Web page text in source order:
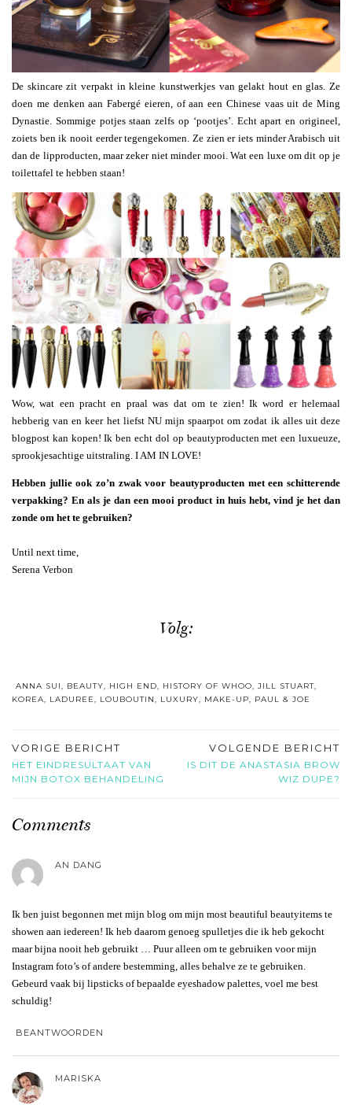
De skincare zit verpakt in kleine kunstwerkjes van gelakt hout en glas. Ze
doen me denken aan Fabergé eieren, of aan een Chinese vaas uit de Ming
Dynastie. Sommige potjes staan zelfs op ‘pootjes’. Echt apart en origineel,
zoiets ben ik nooit eerder tegengekomen. Ze zien er iets minder Arabisch uit
dan de lipproducten, maar zeker niet minder mooi. Wat een luxe om dit op je
toilettafel te hebben staan!
Wow, wat een pracht en praal was dat om te zien! Ik word er helemaal
hebberig van en keer het liefst NU mijn spaarpot om zodat ik alles uit deze
blogpost kan kopen! Ik ben echt dol op beautyproducten met een luxueuze,
sprookjesachtige uitstraling. I AM IN LOVE!
Hebben jullie ook zo’n zwak voor beautyproducten met een schitterende
verpakking? En als je dan een mooi product in huis hebt, vind je het dan
zonde om het te gebruiken?
Until next time,
Serena Verbon
Volg:
ANNA SUI, BEAUTY, HIGH END, HISTORY OF WHOO, JILL STUART,
KOREA, LADUREE, LOUBOUTIN, LUXURY, MAKE-UP, PAUL & JOE
VORIGE BERICHT
HET EINDRESULTAAT VAN
MIJN BOTOX BEHANDELING
VOLGENDE BERICHT
IS DIT DE ANASTASIA BROW
WIZ DUPE?
Comments
AN DANG
Ik ben juist begonnen met mijn blog om mijn most beautiful beautyitems te
showen aan iedereen! Ik heb daarom genoeg spulletjes die ik heb gekocht
maar bijna nooit heb gebruikt … Puur alleen om te gebruiken voor mijn
Instagram foto’s of andere bestemming, alles behalve ze te gebruiken.
Gebeurd vaak bij lipsticks of bepaalde eyeshadow palettes, voel me best
schuldig!
BEANTWOORDEN
MARISKA